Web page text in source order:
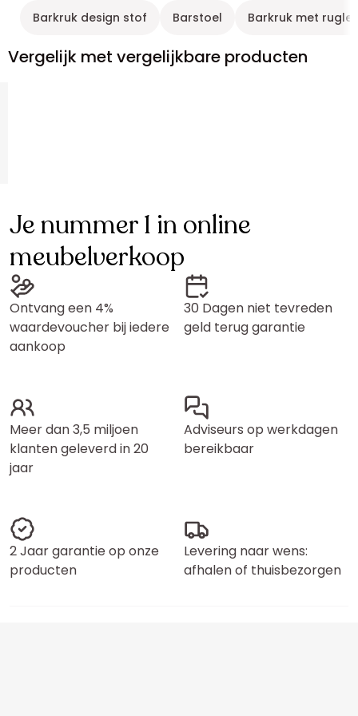
Barkruk design stof Barstoel Barkruk met
Vergelijk met vergelijkbare producten
Je nummer 1 in online
meubelverkoop
Ontvang een 4%
waardevoucher bij iedere
aankoop
30 Dagen niet tevreden
geld terug garantie
Meer dan 3,5 miljoen
klanten geleverd in 20
jaar
Adviseurs op werkdagen
bereikbaar
2 Jaar garantie op onze
producten
Levering naar wens:
afhalen of thuisbezorgen